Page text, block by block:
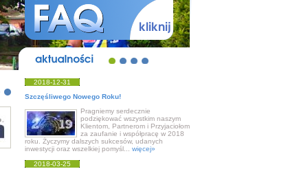
2018-12-31
Szczęśliwego Nowego Roku!
Pragniemy serdecznie
podziękować wszystkim naszym
Klientom, Partnerom i Przyjaciołom
za zaufanie i współpracę w 2018
roku. Życzymy dalszych sukcesów, udanych
inwestycji oraz wszelkiej pomyśl... więcej»
2018-03-25